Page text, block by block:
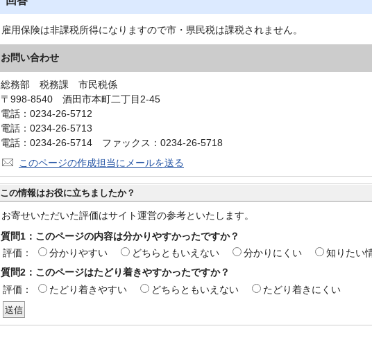
雇用保険は非課税所得になりますので市・県民税は課税されません。
お問い合わせ
総務部 税務課 市民税係
〒998-8540 酒田市本町二丁目2-45
電話：0234-26-5712
電話：0234-26-5713
電話：0234-26-5714 ファックス：0234-26-5718
このページの作成担当にメールを送る
この情報はお役に立ちましたか？
お寄せいただいた評価はサイト運営の参考といたします。
質問1：このページの内容は分かりやすかったですか？
評価：
分かりやすい どちらともいえない 分かりにくい
知りたい
質問2：このページはたどり着きやすかったですか？
評価：
たどり着きやすい どちらともいえない たどり着きにくい